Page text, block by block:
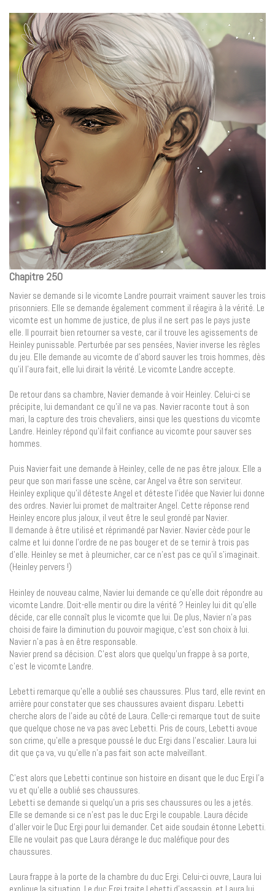
Chapitre 250
Navier se demande si le vicomte Landre pourrait vraiment sauver les trois
prisonniers. Elle se demande également comment il réagira à la vérité. Le
vicomte est un homme de justice, de plus il ne sert pas le pays juste
elle. Il pourrait bien retourner sa veste, car il trouve les agissements de
Heinley punissable. Perturbée par ses pensées, Navier inverse les règles
du jeu. Elle demande au vicomte de d’abord sauver les trois hommes, dès
qu’il l’aura fait, elle lui dirait la vérité. Le vicomte Landre accepte.
De retour dans sa chambre, Navier demande à voir Heinley. Celui-ci se
précipite, lui demandant ce qu’il ne va pas. Navier raconte tout à son
mari, la capture des trois chevaliers, ainsi que les questions du vicomte
Landre. Heinley répond qu’il fait confiance au vicomte pour sauver ses
hommes.
Puis Navier fait une demande à Heinley, celle de ne pas être jaloux. Elle a
peur que son mari fasse une scène, car Angel va être son serviteur.
Heinley explique qu’il déteste Angel et déteste l’idée que Navier lui donne
des ordres. Navier lui promet de maltraiter Angel. Cette réponse rend
Heinley encore plus jaloux, il veut être le seul grondé par Navier.
Il demande à être utilisé et réprimandé par Navier. Navier cède pour le
calme et lui donne l’ordre de ne pas bouger et de se ternir à trois pas
d’elle. Heinley se met à pleurnicher, car ce n’est pas ce qu’il s’imaginait.
(Heinley pervers !)
Heinley de nouveau calme, Navier lui demande ce qu’elle doit répondre au
vicomte Landre. Doit-elle mentir ou dire la vérité ? Heinley lui dit qu’elle
décide, car elle connaît plus le vicomte que lui. De plus, Navier n’a pas
choisi de faire la diminution du pouvoir magique, c’est son choix à lui.
Navier n’a pas à en être responsable.
Navier prend sa décision. C’est alors que quelqu’un frappe à sa porte,
c’est le vicomte Landre.
Lebetti remarque qu’elle a oublié ses chaussures. Plus tard, elle revint en
arrière pour constater que ses chaussures avaient disparu. Lebetti
cherche alors de l’aide au côté de Laura. Celle-ci remarque tout de suite
que quelque chose ne va pas avec Lebetti. Pris de cours, Lebetti avoue
son crime, qu’elle a presque poussé le duc Ergi dans l’escalier. Laura lui
dit que ça va, vu qu’elle n’a pas fait son acte malveillant.
C’est alors que Lebetti continue son histoire en disant que le duc Ergi l’a
vu et qu’elle a oublié ses chaussures.
Lebetti se demande si quelqu’un a pris ses chaussures ou les a jetés.
Elle se demande si ce n’est pas le duc Ergi le coupable. Laura décide
d’aller voir le Duc Ergi pour lui demander. Cet aide soudain étonne Lebetti.
Elle ne voulait pas que Laura dérange le duc maléfique pour des
chaussures.
Laura frappe à la porte de la chambre du duc Ergi. Celui-ci ouvre, Laura lui